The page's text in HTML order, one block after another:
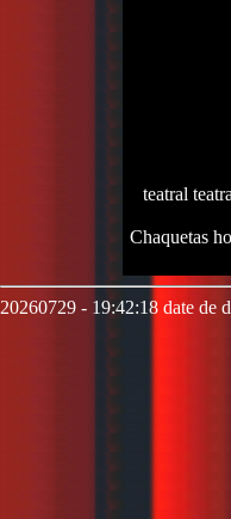
teatral
Chaquetas
20260729 - 19:42:18 date de